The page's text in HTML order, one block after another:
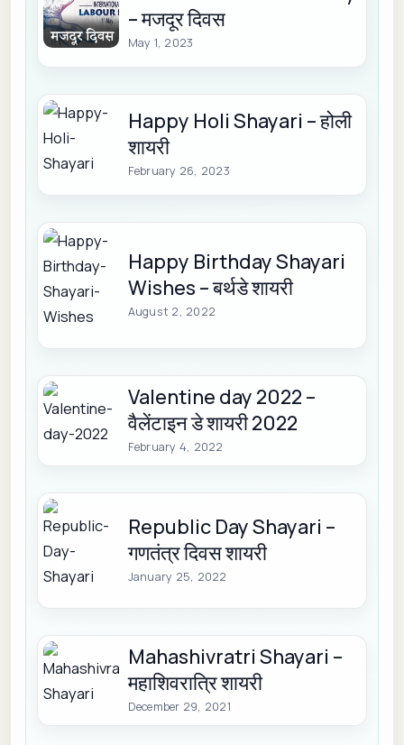
– मजदूर दिवस
May 1, 2023
Happy Holi Shayari – होली
शायरी
February 26, 2023
Happy Birthday Shayari
Wishes – बर्थडे शायरी
August 2, 2022
Valentine day 2022 –
वैलेंटाइन डे शायरी 2022
February 4, 2022
Republic Day Shayari –
गणतंत्र दिवस शायरी
January 25, 2022
Mahashivratri Shayari –
महाशिवरात्रि शायरी
December 29, 2021